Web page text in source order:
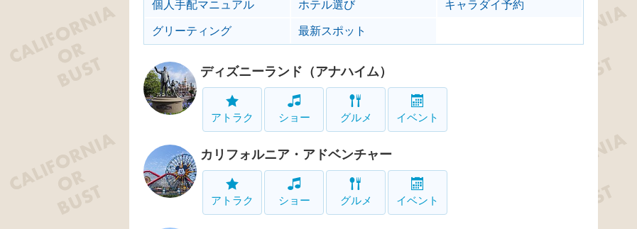
個人手配マニュアル
ホテル選び
キャラダイ予約
グリーティング
最新スポット
ディズニーランド（アナハイム）
アトラク ショー グルメ イベント
カリフォルニア・アドベンチャー
アトラク ショー グルメ イベント